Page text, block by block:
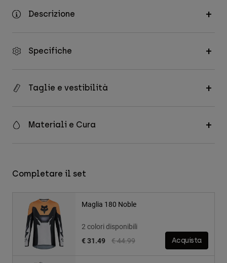
Descrizione
Specifiche
Taglie e vestibilità
Materiali e Cura
Completare il set
Maglia 180 Noble
2 colori disponibili
Price reduced from
€ 44.99to
€ 31.49 Acquista